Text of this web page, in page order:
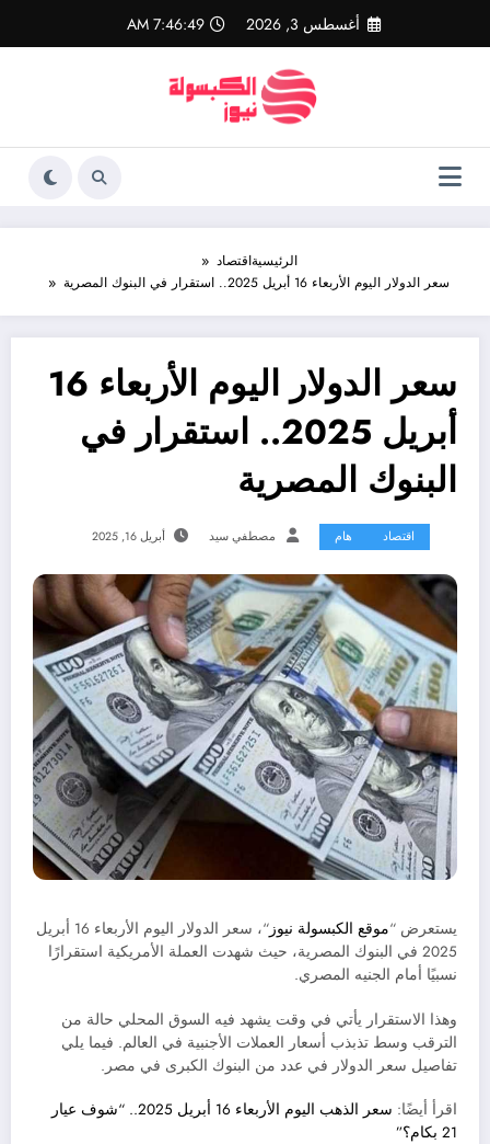
المحتوى
أغسطس 3, 2026 7:46:49 AM
الرئيسيةاقتصاد
سعر الدولار اليوم الأربعاء 16 أبريل 2025.. استقرار في البنوك المصرية
سعر الدولار اليوم الأربعاء 16
أبريل 2025.. استقرار في
البنوك المصرية
اقتصاد هام مصطفي سيد أبريل 16, 2025
يستعرض “موقع الكبسولة نيوز
“، سعر الدولار اليوم الأربعاء 16 أبريل
2025 في البنوك المصرية، حيث شهدت العملة الأمريكية استقرارًا
نسبيًا أمام الجنيه المصري.
وهذا الاستقرار يأتي في وقت يشهد فيه السوق المحلي حالة من
الترقب وسط تذبذب أسعار العملات الأجنبية في العالم. فيما يلي
تفاصيل سعر الدولار في عدد من البنوك الكبرى في مصر.
اقرأ أيضًا:
سعر الذهب اليوم الأربعاء 16 أبريل 2025.. “شوف عيار
21 بكام؟”